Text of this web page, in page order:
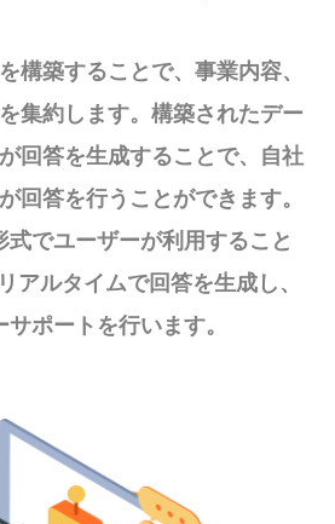
構築することで、事業内容、
集約します。構築されたデー
回答を生成することで、自社
回答を行うことができます。
式でユーザーが利用すること
アルタイムで回答を生成し、
サポートを行います。